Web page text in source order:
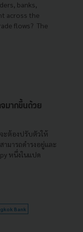
banks,
across the
flows? The
มากขึ้นด้วย
ะต้องปรับตัวให้
มารถดำรงอยู่และ
หนึ่งในแปด
Bank